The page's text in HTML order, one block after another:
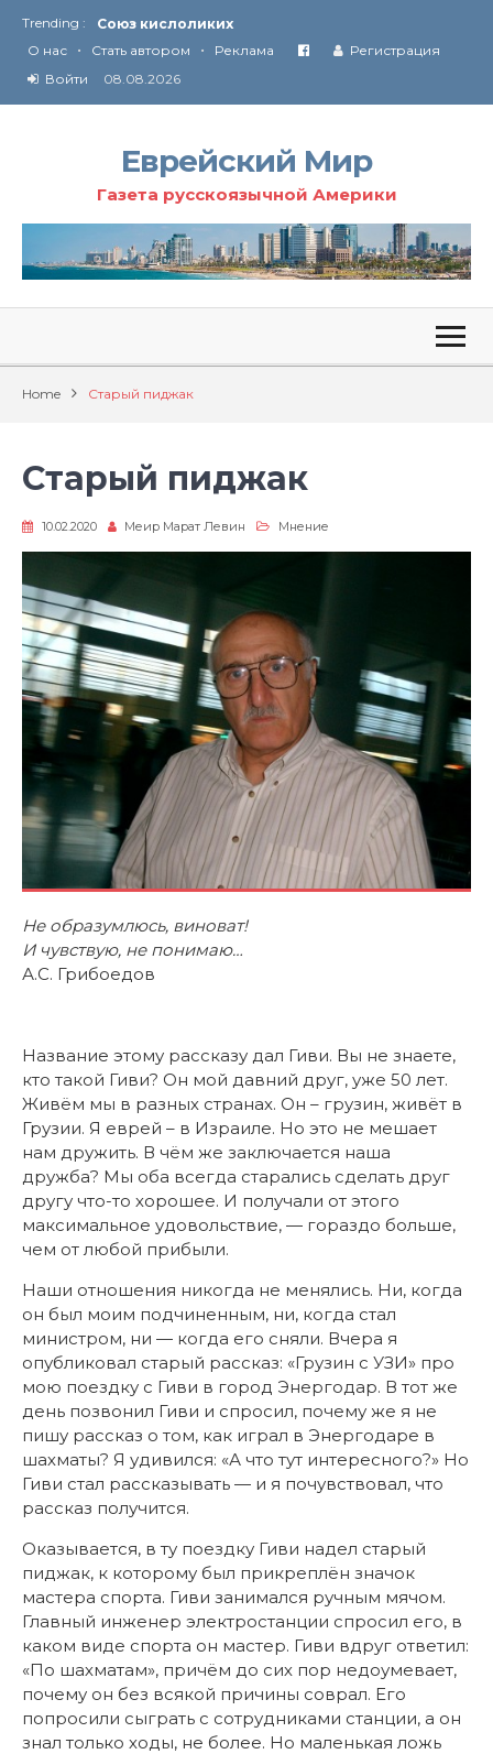
Trending :
Соглашение США с Ираном
Технология Революции в Иране
От Ирана до Ливана и Газы
О нас • Стать автором • Реклама
Регистрация
Войти
08.08.2026
Еврейский Мир
Газета русскоязычной Америки
Home Старый пиджак
Старый пиджак
10.02.2020 Меир Марат Левин Мнение
Не образумлюсь, виноват!
И чувствую, не понимаю…
А.С. Грибоедов
Название этому рассказу дал Гиви. Вы не знаете,
кто такой Гиви? Он мой давний друг, уже 50 лет.
Живём мы в разных странах. Он – грузин, живёт в
Грузии. Я еврей – в Израиле. Но это не мешает
нам дружить. В чём же заключается наша
дружба? Мы оба всегда старались сделать друг
другу что-то хорошее. И получали от этого
максимальное удовольствие, — гораздо больше,
чем от любой прибыли.
Наши отношения никогда не менялись. Ни, когда
он был моим подчиненным, ни, когда стал
министром, ни — когда его сняли. Вчера я
опубликовал старый рассказ: «Грузин с УЗИ» про
мою поездку с Гиви в город Энергодар. В тот же
день позвонил Гиви и спросил, почему же я не
пишу рассказ о том, как играл в Энергодаре в
шахматы? Я удивился: «А что тут интересного?» Но
Гиви стал рассказывать — и я почувствовал, что
рассказ получится.
Оказывается, в ту поездку Гиви надел старый
пиджак, к которому был прикреплён значок
мастера спорта. Гиви занимался ручным мячом.
Главный инженер электростанции спросил его, в
каком виде спорта он мастер. Гиви вдруг ответил:
«По шахматам», причём до сих пор недоумевает,
почему он без всякой причины соврал. Его
попросили сыграть с сотрудниками станции, а он
знал только ходы, не более. Но маленькая ложь